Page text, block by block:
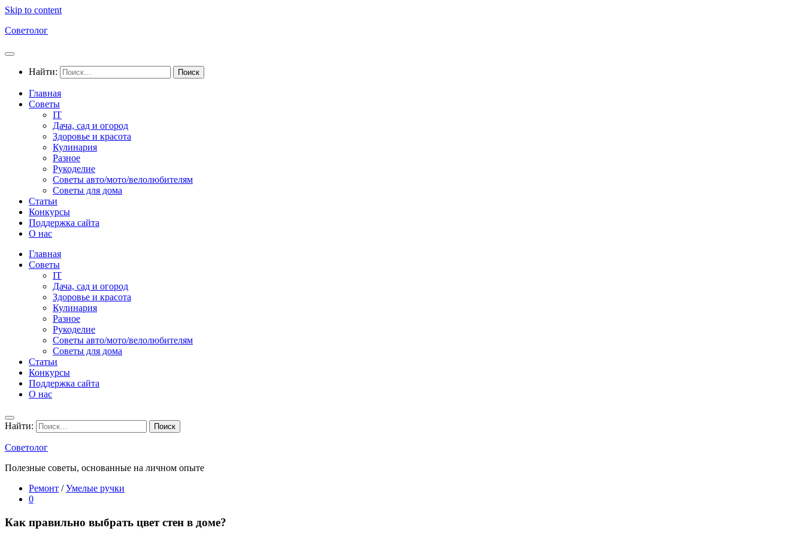
Skip to content
Советолог
Найти:
Главная
Советы
IT
Дача, сад и огород
Здоровье и красота
Кулинария
Разное
Рукоделие
Советы авто/мото/велолюбителям
Советы для дома
Статьи
Конкурсы
Поддержка сайта
О нас
Главная
Советы
IT
Дача, сад и огород
Здоровье и красота
Кулинария
Разное
Рукоделие
Советы авто/мото/велолюбителям
Советы для дома
Статьи
Конкурсы
Поддержка сайта
О нас
Найти:
Советолог
Полезные советы, основанные на личном опыте
Ремонт / Умелые ручки
0
Как правильно выбрать цвет стен в доме?